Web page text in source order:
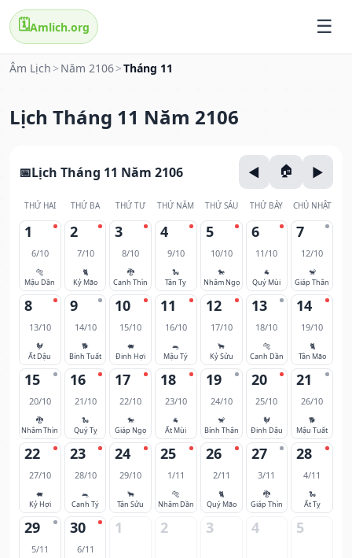
🗓️Amlich.org
Âm Lịch > Năm 2106>Tháng 11
Lịch Tháng 11 Năm 2106
Lịch Tháng 11 Năm 2106
THỨ HAI THỨ BA THỨ TƯ THỨ NĂM THỨ SÁU THỨ BẢY CHỦ NHẬT
1
6/10
🐅
Mậu Dần
2
7/10
🐈
Kỷ Mão
3
8/10
🐉
Canh Thìn
4
9/10
🐍
Tân Tỵ
5
10/10
🐎
Nhâm Ngọ
6
11/10
🐐
Quý Mùi
7
12/10
🐒
Giáp Thân
8
13/10
🐓
Ất Dậu
9
14/10
🐕
Bính Tuất
10
15/10
🐖
Đinh Hợi
11
16/10
🐀
Mậu Tý
12
17/10
🐂
Kỷ Sửu
13
18/10
🐅
Canh Dần
14
19/10
🐈
Tân Mão
15
20/10
🐉
Nhâm Thìn
16
21/10
🐍
Quý Tỵ
17
22/10
🐎
Giáp Ngọ
18
23/10
🐐
Ất Mùi
19
24/10
🐒
Bính Thân
20
25/10
🐓
Đinh Dậu
21
26/10
🐕
Mậu Tuất
22
27/10
🐖
Kỷ Hợi
23
28/10
🐀
Canh Tý
24
29/10
🐂
Tân Sửu
25
1/11
🐅
Nhâm Dần
26
2/11
🐈
Quý Mão
27
3/11
🐉
Giáp Thìn
28
4/11
🐍
Ất Tỵ
29
5/11
30
6/11
1 2 3 4 5